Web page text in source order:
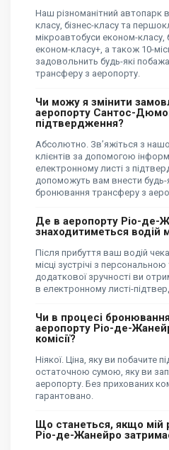
Наш різноманітний автопарк
класу, бізнес-класу та
мікроавтобуси економ-класу,
економ-класу+, а також 10-
задовольнить будь-які
трансферу з аеропорту.
Чи можу я змінити
аеропорту Сантос-
підтвердження?
Абсолютно. Зв’яжіться з
клієнтів за допомогою
електронному листі з
допоможуть вам внести будь-
бронювання трансферу з
Де в аеропорту Ріо-де-
знаходитиметься водій
Після прибуття ваш водій
місці зустрічі з
додаткової зручності ви
в електронному листі-
Чи в процесі
аеропорту Ріо-де-
комісії?
Ніякої. Ціна, яку ви побачите
остаточною сумою, яку ви
аеропорту. Без прихованих
гарантовано.
Що станеться, якщо мій
Ріо-де-Жанейро